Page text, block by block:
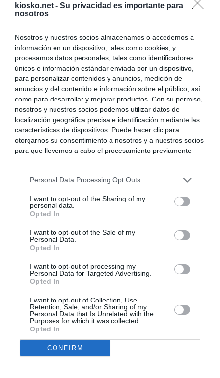
kiosko.net - Su privacidad es importante para
nosotros
Nosotros y nuestros socios almacenamos o accedemos a
información en un dispositivo, tales como cookies, y
procesamos datos personales, tales como identificadores
únicos e información estándar enviada por un dispositivo,
para personalizar contenidos y anuncios, medición de
anuncios y del contenido e información sobre el público, así
como para desarrollar y mejorar productos. Con su permiso,
nosotros y nuestros socios podemos utilizar datos de
localización geográfica precisa e identificación mediante las
características de dispositivos. Puede hacer clic para
otorgarnos su consentimiento a nosotros y a nuestros socios
para que llevemos a cabo el procesamiento previamente
negar su consentimiento. Tenga en cuenta que algún
de su consentimiento, pero usted tiene el derecho de
rechazar tal procesamiento. Sus preferencias se aplicarán
cualquier momento entrando de nuevo en este sitio web o
visitando nuestra política de privacidad.
Personal Data Processing Opt Outs
I want to opt-out of the Sharing of my
personal data.
Opted In
I want to opt-out of the Sale of my
Personal Data.
Opted In
I want to opt-out of processing my
Personal Data for Targeted Advertising.
Opted In
I want to opt-out of Collection, Use,
Retention, Sale, and/or Sharing of my
Personal Data that Is Unrelated with the
Purposes for which it was collected.
Opted In
CONFIRM